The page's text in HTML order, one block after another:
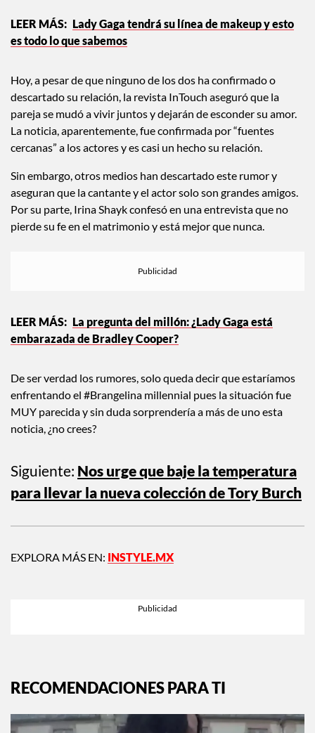
Lady Gaga tendrá su línea de makeup y esto
es todo lo que sabemos
Hoy, a pesar de que ninguno de los dos ha confirmado o
descartado su relación, la revista InTouch aseguró que la
pareja se mudó a vivir juntos y dejarán de esconder su amor.
La noticia, aparentemente, fue confirmada por “fuentes
cercanas” a los actores y es casi un hecho su relación.
Sin embargo, otros medios han descartado este rumor y
aseguran que la cantante y el actor solo son grandes amigos.
Por su parte, Irina Shayk confesó en una entrevista que no
pierde su fe en el matrimonio y está mejor que nunca.
La pregunta del millón: ¿Lady Gaga está
embarazada de Bradley Cooper?
De ser verdad los rumores, solo queda decir que estaríamos
enfrentando el #Brangelina millennial pues la situación fue
MUY parecida y sin duda sorprendería a más de uno esta
noticia, ¿no crees?
Siguiente: Nos urge que baje la temperatura
para llevar la nueva colección de Tory Burch
EXPLORA MÁS EN: INSTYLE.MX
RECOMENDACIONES PARA TI